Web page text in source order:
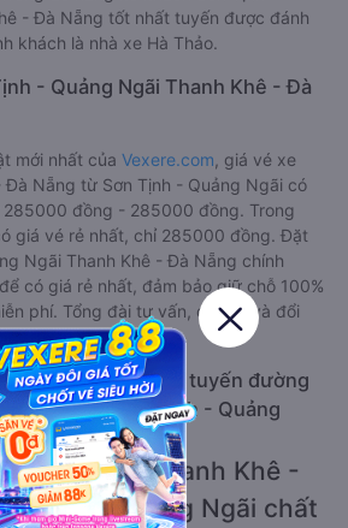
- Đà Nẵng tốt nhất tuyến được đánh
khách là nhà xe Hà Thảo.
- Quảng Ngãi Thanh Khê - Đà
mới nhất của Vexere.com , giá vé xe
Đà Nẵng từ Sơn Tịnh - Quảng Ngãi có
đồng - 285000 đồng. Trong
giá vé rẻ nhất, chỉ 285000 đồng. Đặt
Ngãi Thanh Khê - Đà Nẵng chính
để có giá rẻ nhất, đảm bảo giữ chỗ 100%
phí. Tổng đài tư vấn, đặt vé và đổi
888684.
các dòng xe chạy tuyến đường
Nẵng từ Sơn Tịnh - Quảng
khách đi Thanh Khê -
Tịnh - Quảng Ngãi chất